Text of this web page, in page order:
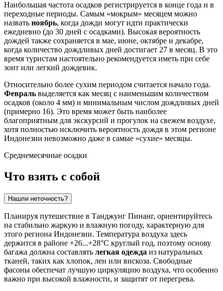
Наибольшая частота осадков регистрируется в конце года и в
переходные периоды. Самым «мокрым» месяцем можно
назвать ноябрь, когда дожди могут идти практически
ежедневно (до 30 дней с осадками). Высокая вероятность
дождей также сохраняется в мае, июне, октябре и декабре,
когда количество дождливых дней достигает 27 в месяц. В это
время туристам настоятельно рекомендуется иметь при себе
зонт или легкий дождевик.
Относительно более сухим периодом считается начало года.
Февраль выделяется как месяц с наименьшим количеством
осадков (около 4 мм) и минимальным числом дождливых дней
(примерно 16). Это время может быть наиболее
благоприятным для экскурсий и прогулок на свежем воздухе,
хотя полностью исключить вероятность дождя в этом регионе
Индонезии невозможно даже в самые «сухие» месяцы.
Среднемесячные осадки
Что взять с собой
Нашли неточность?
Планируя путешествие в Танджунг Пинанг, ориентируйтесь
на стабильно жаркую и влажную погоду, характерную для
этого региона Индонезии. Температура воздуха здесь
держится в районе +26...+28°C круглый год, поэтому основу
багажа должна составлять легкая одежда из натуральных
тканей, таких как хлопок, лен или вискоза. Свободные
фасоны обеспечат лучшую циркуляцию воздуха, что особенно
важно при высокой влажности, и защитят от перегрева.